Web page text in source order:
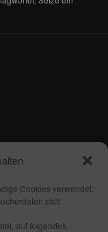
Cookies verwendet.
statt.
auf folgendes